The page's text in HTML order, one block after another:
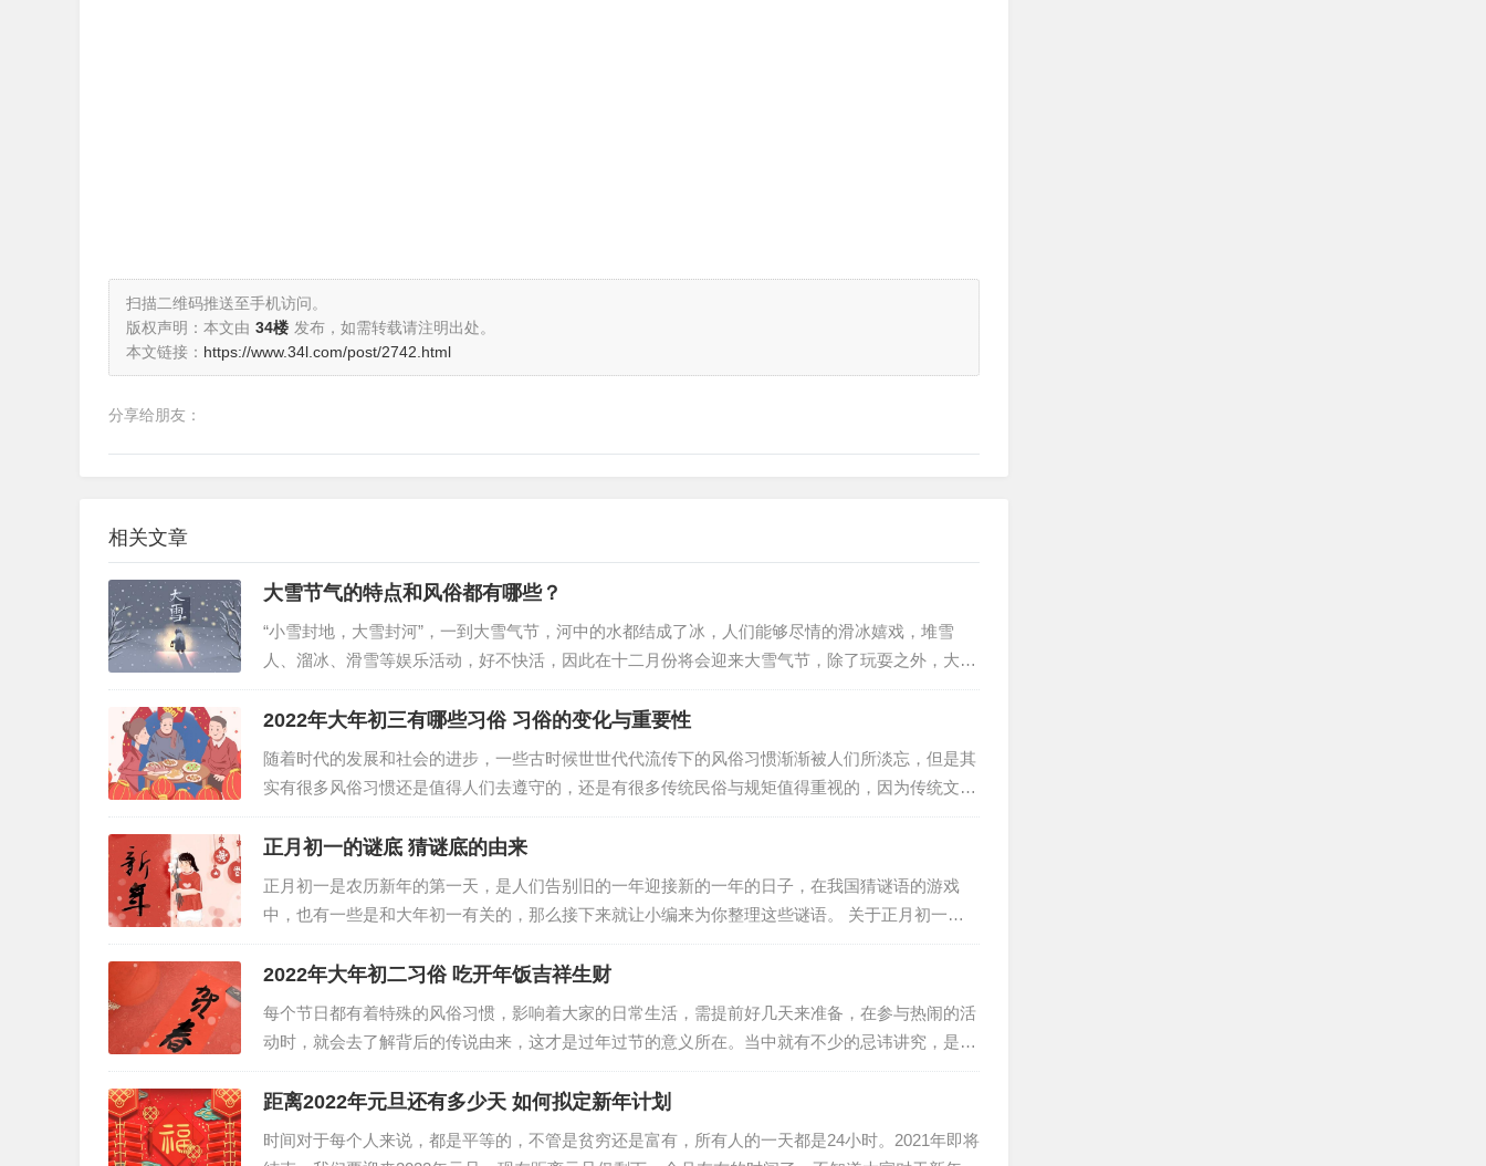
扫描二维码推送至手机访问。
版权声明：本文由 34楼 发布，如需转载请注明出处。
本文链接： https://www.34l.com/post/2742.html
分享给朋友：
相关文章
大雪节气的特点和风俗都有哪些？
“小雪封地，大雪封河”，一到大雪气节，河中的水都结成了冰，人们能够尽情的滑冰嬉戏，堆雪
人、溜冰、滑雪等娱乐活动，好不快活，因此在十二月份将会迎来大雪气节，除了玩耍之外，大雪
节气的特点和风俗还有哪些呢？对此以下整理了相关内容分享，可供参考。…
2022年大年初三有哪些习俗 习俗的变化与重要性
随着时代的发展和社会的进步，一些古时候世世代代流传下的风俗习惯渐渐被人们所淡忘，但是其
实有很多风俗习惯还是值得人们去遵守的，还是有很多传统民俗与规矩值得重视的，因为传统文化
对于一个家庭、一个民族甚至一个国家来说都是非常重要的。那么。在大年初…
正月初一的谜底 猜谜底的由来
正月初一是农历新年的第一天，是人们告别旧的一年迎接新的一年的日子，在我国猜谜语的游戏
中，也有一些是和大年初一有关的，那么接下来就让小编来为你整理这些谜语。 关于正月初一的
谜语 正月初一已过（打一字）——肯 正月初一 千秋格（打一货币）——…
2022年大年初二习俗 吃开年饭吉祥生财
每个节日都有着特殊的风俗习惯，影响着大家的日常生活，需提前好几天来准备，在参与热闹的活
动时，就会去了解背后的传说由来，这才是过年过节的意义所在。当中就有不少的忌讳讲究，是每
个人都要遵守的，才能愉快地度过。 2022年大年初二习俗 祭财神：…
距离2022年元旦还有多少天 如何拟定新年计划
时间对于每个人来说，都是平等的，不管是贫穷还是富有，所有人的一天都是24小时。2021年即将